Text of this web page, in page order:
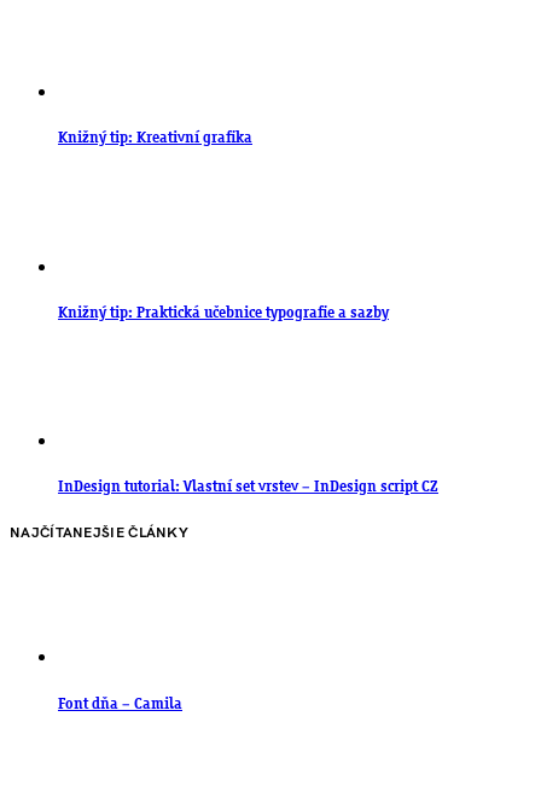
Knižný tip: Kreativní grafika
Knižný tip: Praktická učebnice typografie a sazby
InDesign tutorial: Vlastní set vrstev – InDesign script CZ
NAJČÍTANEJŠIE ČLÁNKY
Font dňa – Camila